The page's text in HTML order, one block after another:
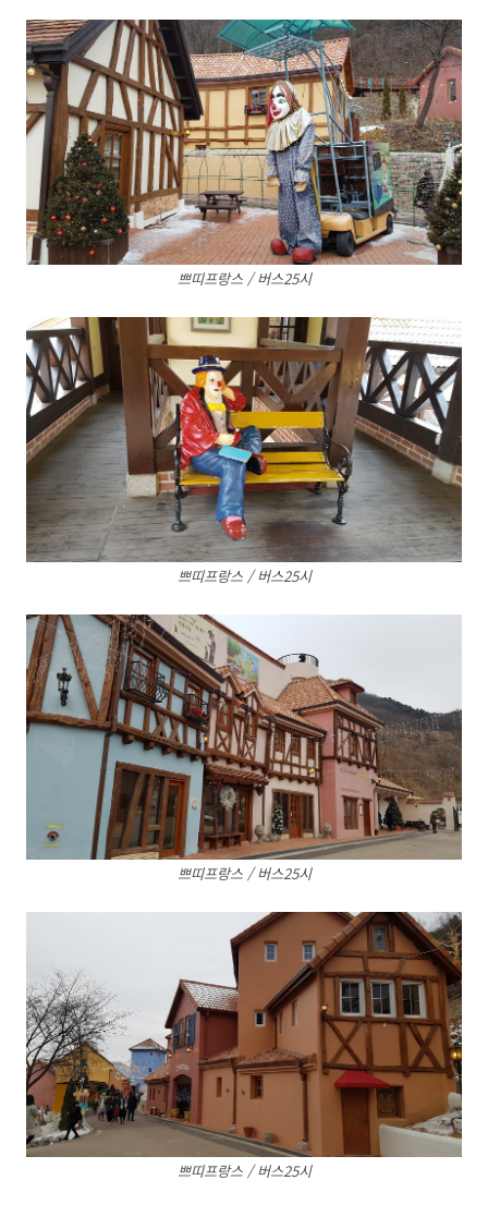
쁘띠프랑스 / 버스25시
쁘띠프랑스 / 버스25시
쁘띠프랑스 / 버스25시
쁘띠프랑스 / 버스25시